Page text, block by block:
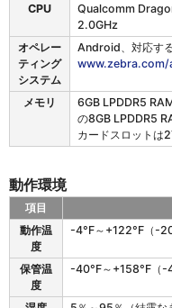
4
性
CPU
Qualcomm
2.0GHz
オペレー
ティング
システム
Android、対応す
メモリ
6GB LPDDR5
の8GB LPDDR5
カードスロットは
動作環境
4
項目
動作温
度
-4°F～+122°F（-
保管温
度
-40°F～+158°F（-